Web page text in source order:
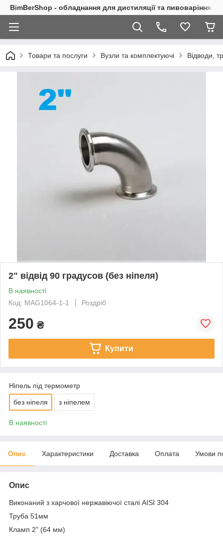
BimBerShop - обладнання для дистиляції та пивоваріння
Товари та послуги Вузли та комплектуючі Відводи,
2" відвід 90 градусов (без ніпеля)
В наявності
Код: MAG1064-1-1
Роздріб
250 ₴
Купити
Ніпель під термометр
без ніпеля з ніпелем
В наявності
Опис Характеристики Доставка Оплата Умови
Опис
Виконаний з харчової нержавіючої сталі AISI 304
Труба 51мм
Кламп 2" (64 мм)